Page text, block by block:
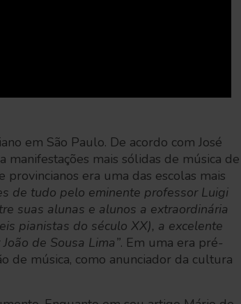
em São Paulo. De acordo com José
manifestações mais sólidas de música de
provincianos era uma das escolas mais
de tudo pelo eminente professor Luigi
suas alunas e alunos a extraordinária
pianistas do século XX), a excelente
de Sousa Lima”. Em uma era pré-
de música, como anunciador da cultura